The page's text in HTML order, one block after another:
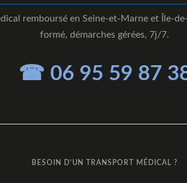
remboursé en Seine-et-Marne et Île-
formé, démarches gérées, 7j/7.
☎ 06 95 59 87
BESOIN D'UN TRANSPORT MÉDICAL ?